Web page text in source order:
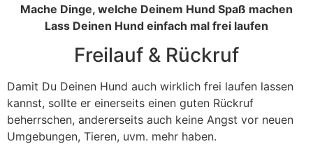
Mache Dinge, welche Deinem Hund Spaß machen
Lass Deinen Hund einfach mal frei laufen
Freilauf & Rückruf
Damit Du Deinen Hund auch wirklich frei laufen lassen
kannst, sollte er einerseits einen guten Rückruf
beherrschen, andererseits auch keine Angst vor neuen
Umgebungen, Tieren, uvm. mehr haben.